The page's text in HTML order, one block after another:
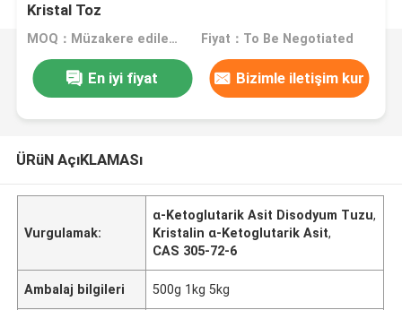
Kristal Toz
MOQ：Müzakere edilecek Fiyat：To Be Negotiated
En iyi fiyat Bizimle iletişim kur
ÜRüN AçıKLAMASı
Vurgulamak:
α-Ketoglutarik Asit Disodyum Tuzu,
Kristalin α-Ketoglutarik Asit,
CAS 305-72-6
Ambalaj bilgileri 500g 1kg 5kg